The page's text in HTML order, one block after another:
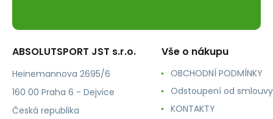
ABSOLUTSPORT JST s.r.o.
Heinemannova 2695/6
160 00 Praha 6 - Dejvice
Česká republika
Vše o nákupu
OBCHODNÍ PODMÍNKY
Odstoupení od smlouvy
KONTAKTY